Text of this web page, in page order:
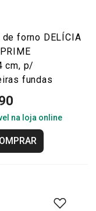
de forno DELÍCIA
cm, p/
fundas
na loja online